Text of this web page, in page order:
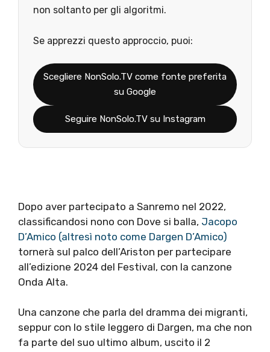
non soltanto per gli algoritmi.
Se apprezzi questo approccio, puoi:
Scegliere NonSolo.TV come fonte preferita
su Google
Seguire NonSolo.TV su Instagram
Dopo aver partecipato a Sanremo nel 2022,
classificandosi nono con Dove si balla, Jacopo
D’Amico (altresì noto come Dargen D’Amico)
tornerà sul palco dell’Ariston per partecipare
all’edizione 2024 del Festival, con la canzone
Onda Alta.
Una canzone che parla del dramma dei migranti,
seppur con lo stile leggero di Dargen, ma che non
fa parte del suo ultimo album, uscito il 2